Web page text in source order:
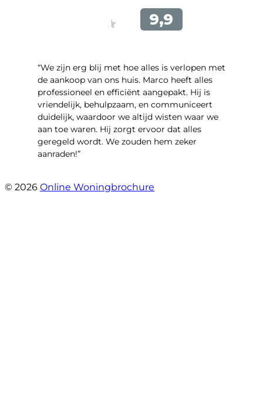
“We zijn erg blij met hoe alles is verlopen met
de aankoop van ons huis. Marco heeft alles
professioneel en efficiënt aangepakt. Hij is
vriendelijk, behulpzaam, en communiceert
duidelijk, waardoor we altijd wisten waar we
aan toe waren. Hij zorgt ervoor dat alles
geregeld wordt. We zouden hem zeker
aanraden!”
© 2026 Online Woningbrochure